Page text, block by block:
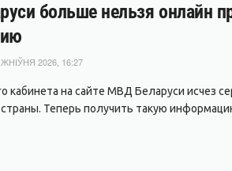
больше нельзя онлайн
2026, 16:27
кабинета на сайте МВД Беларуси исчез
Теперь получить такую